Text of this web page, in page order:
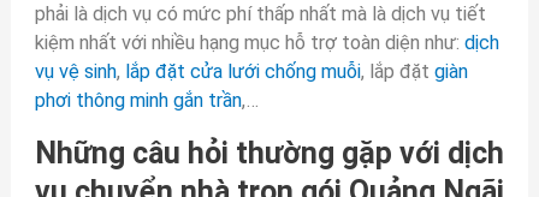
phải là dịch vụ có mức phí thấp nhất mà là dịch vụ tiết
kiệm nhất với nhiều hạng mục hỗ trợ toàn diện như: dịch
vụ vệ sinh, lắp đặt cửa lưới chống muỗi, lắp đặt giàn
phơi thông minh gắn trần,…
Những câu hỏi thường gặp với dịch